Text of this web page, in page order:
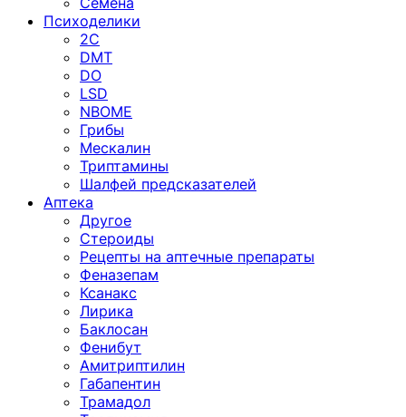
Психоделики
2C
DMT
DO
LSD
NBOME
Грибы
Мескалин
Триптамины
Шалфей предсказателей
Аптека
Другое
Стероиды
Рецепты на аптечные препараты
Феназепам
Ксанакс
Лирика
Баклосан
Фенибут
Амитриптилин
Габапентин
Трамадол